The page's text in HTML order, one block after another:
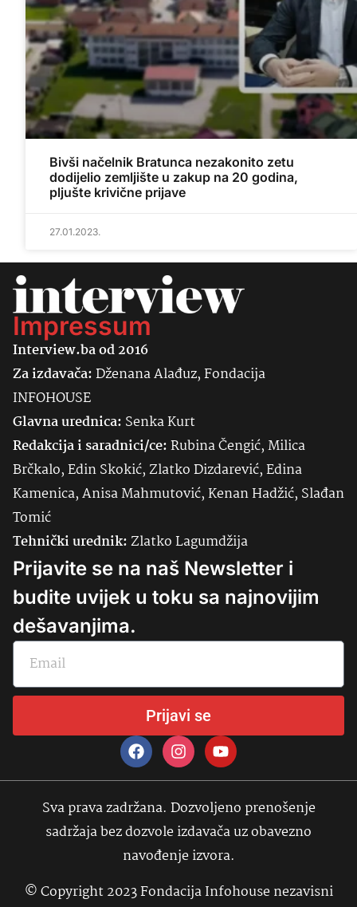
Bivši načelnik Bratunca nezakonito zetu
dodijelio zemljište u zakup na 20 godina,
pljušte krivične prijave
27.01.2023.
Impressum
Interview.ba od 2016
Za izdavača:Dženana Alađuz, Fondacija
INFOHOUSE
Glavna urednica: SenkaKurt
Redakcija i saradnici/ce:Rubina Čengić, Milica
Brčkalo, Edin Skokić, Zlatko Dizdarević, Edina
Kamenica, Anisa Mahmutović, Kenan Hadžić, Slađan
Tomić
Tehnički urednik:Zlatko Lagumdžija
Prijavite se na naš Newsletter i
budite uvijek u toku sa najnovijim
dešavanjima.
Prijavi se
Sva prava zadržana. Dozvoljeno prenošenje
sadržaja bez dozvole izdavača uz obavezno
navođenje izvora.
© Copyright 2023 Fondacija Infohouse nezavisni